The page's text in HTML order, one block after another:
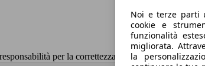
per la correttezza dei dati.
Noi e terze parti
cookie e
funzionalità
migliorata.
la